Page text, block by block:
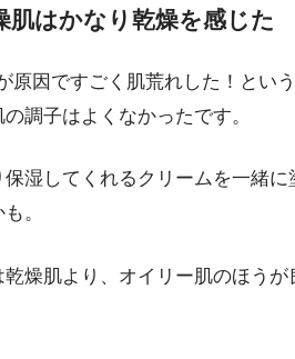
肌はかなり乾燥を感じた
原因ですごく肌荒れした！とい
の調子はよくなかったです。
保湿してくれるクリームを一緒
。
乾燥肌より、オイリー肌のほうが